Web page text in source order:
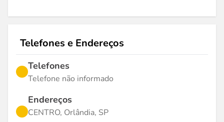
Telefones e Endereços
Telefones
Telefone não informado
Endereços
CENTRO, Orlândia, SP